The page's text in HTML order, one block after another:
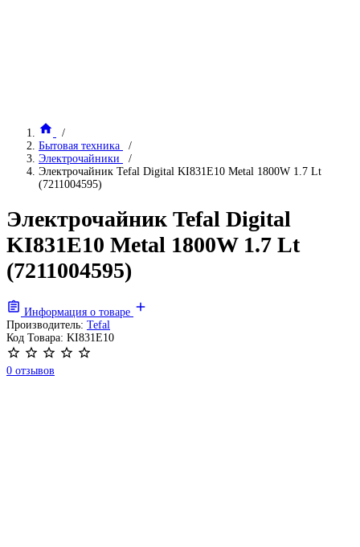
Бытовая техника
Электрочайники
Электрочайник Tefal Digital KI831E10 Metal 1800W 1.7 Lt
(7211004595)
Электрочайник Tefal Digital
KI831E10 Metal 1800W 1.7 Lt
(7211004595)
Информация о товаре
Производитель: Tefal
Код Товара: KI831E10
0 отзывов